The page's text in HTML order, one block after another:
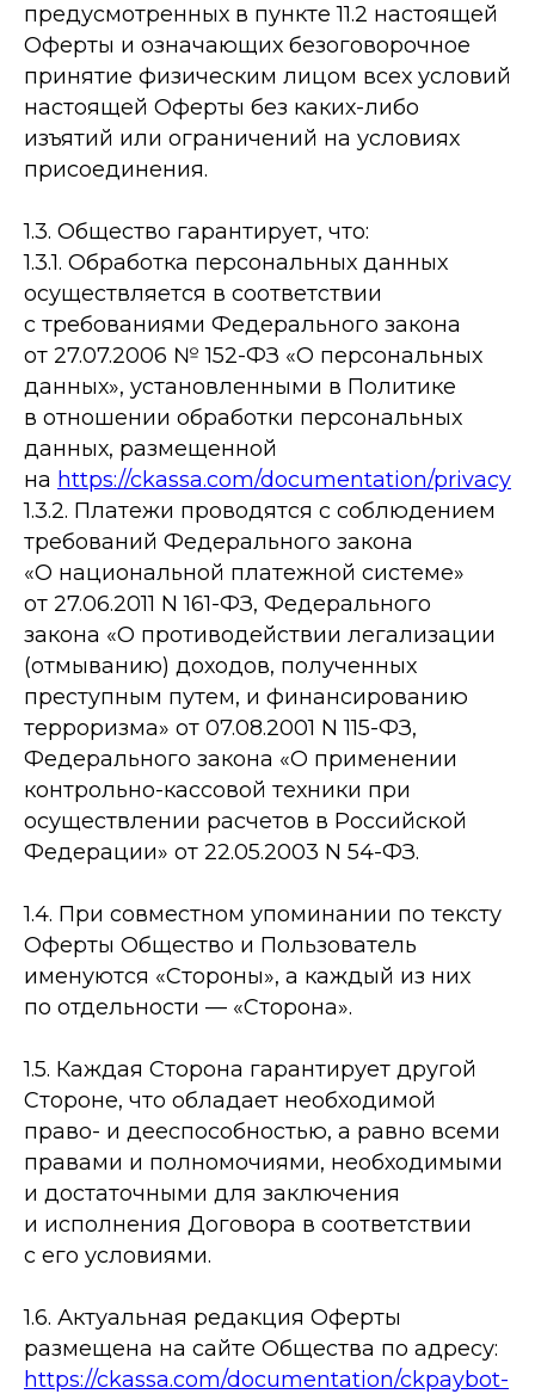
предусмотренных в пункте 11.2 настоящей
Оферты и означающих безоговорочное
принятие физическим лицом всех условий
настоящей Оферты без каких-либо
изъятий или ограничений на условиях
присоединения.
1.3. Общество гарантирует, что:
1.3.1. Обработка персональных данных
осуществляется в соответствии
с требованиями Федерального закона
от 27.07.2006 № 152-ФЗ «О персональных
данных», установленными в Политике
в отношении обработки персональных
данных, размещенной
на https://ckassa.com/documentation/privacy
1.3.2. Платежи проводятся с соблюдением
требований Федерального закона
«О национальной платежной системе»
от 27.06.2011 N 161-ФЗ, Федерального
закона «О противодействии легализации
(отмыванию) доходов, полученных
преступным путем, и финансированию
терроризма» от 07.08.2001 N 115-ФЗ,
Федерального закона «О применении
контрольно-кассовой техники при
осуществлении расчетов в Российской
Федерации» от 22.05.2003 N 54-ФЗ.
1.4. При совместном упоминании по тексту
Оферты Общество и Пользователь
именуются «Стороны», а каждый из них
по отдельности — «Сторона».
1.5. Каждая Сторона гарантирует другой
Стороне, что обладает необходимой
право- и дееспособностью, а равно всеми
правами и полномочиями, необходимыми
и достаточными для заключения
и исполнения Договора в соответствии
с его условиями.
1.6. Актуальная редакция Оферты
размещена на сайте Общества по адресу:
https://ckassa.com/documentation/ckpaybot-